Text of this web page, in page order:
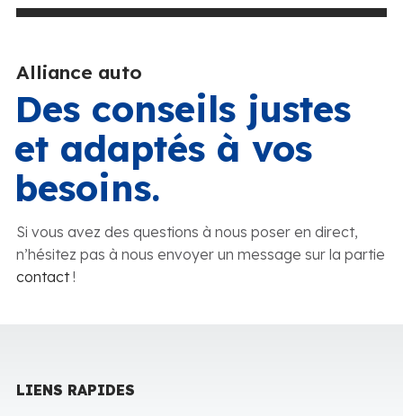
Alliance auto
Des conseils justes
et adaptés à vos
besoins.
Si vous avez des questions à nous poser en direct,
n’hésitez pas à nous envoyer un message sur la partie
contact!
LIENS RAPIDES